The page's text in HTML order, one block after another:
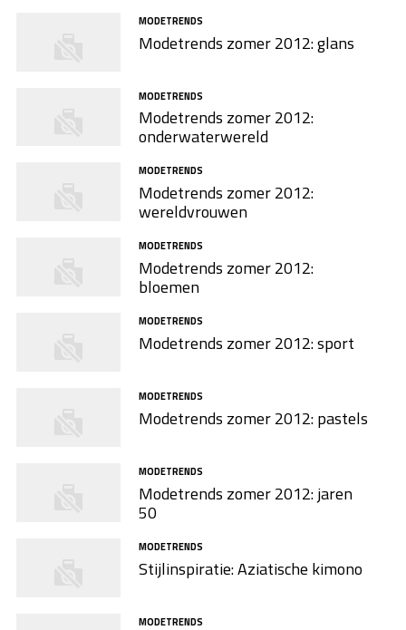
MODETRENDS
Modetrends zomer 2012: glans
MODETRENDS
Modetrends zomer 2012:
onderwaterwereld
MODETRENDS
Modetrends zomer 2012:
wereldvrouwen
MODETRENDS
Modetrends zomer 2012:
bloemen
MODETRENDS
Modetrends zomer 2012: sport
MODETRENDS
Modetrends zomer 2012: pastels
MODETRENDS
Modetrends zomer 2012: jaren
50
MODETRENDS
Stijlinspiratie: Aziatische kimono
MODETRENDS